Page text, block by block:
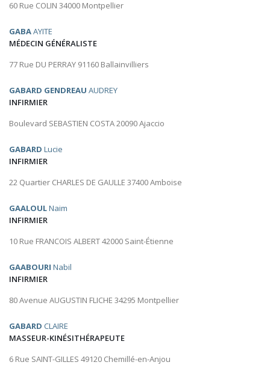
60 Rue COLIN 34000 Montpellier
GABAAYITE
MÉDECIN GÉNÉRALISTE
77 Rue DU PERRAY 91160 Ballainvilliers
GABARD GENDREAU AUDREY
INFIRMIER
Boulevard SEBASTIEN COSTA 20090 Ajaccio
GABARD Lucie
INFIRMIER
22 Quartier CHARLES DE GAULLE 37400 Amboise
GAALOULNaim
INFIRMIER
10 Rue FRANCOIS ALBERT 42000 Saint-Étienne
GAABOURI Nabil
INFIRMIER
80 Avenue AUGUSTIN FLICHE 34295 Montpellier
GABARD CLAIRE
MASSEUR-KINÉSITHÉRAPEUTE
6 Rue SAINT-GILLES 49120 Chemillé-en-Anjou